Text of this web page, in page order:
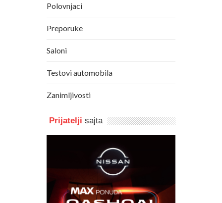
Polovnjaci
Preporuke
Saloni
Testovi automobila
Zanimljivosti
Prijatelji sajta